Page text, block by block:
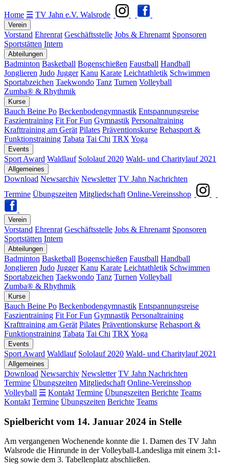
Home ☰ TV Jahn e.V. Walsrode
Verein
Vorstand Ehrenrat Geschäftsstelle Jobs & Ehrenamt Sponsoren
Sportstätten Intern
Abteilungen
Badminton Basketball Bogenschießen Faustball Handball
Jonglieren Judo Jugger Kanu Karate Leichtathletik Schwimmen
Sportabzeichen Taekwondo Tanz Turnen Volleyball
Zumba® & Rhythmik
Kurse
Bauch Beine Po Beckenbodengymnastik Entspannungsreise
Faszientraining Fit For Fun Gymnastik Personaltraining
Krafttraining am Gerät Pilates Präventionskurse Rehasport &
Funktionstraining Tabata Tai Chi TRX Yoga
Events
Sport Award Waldlauf Sololauf 2020 Wald- und Charitylauf 2021
Allgemeines
Download Newsarchiv Newsletter TV Jahn Nachrichten
Termine Übungszeiten Mitgliedschaft Online-Vereinsshop
Verein
Vorstand Ehrenrat Geschäftsstelle Jobs & Ehrenamt Sponsoren
Sportstätten Intern
Abteilungen
Badminton Basketball Bogenschießen Faustball Handball
Jonglieren Judo Jugger Kanu Karate Leichtathletik Schwimmen
Sportabzeichen Taekwondo Tanz Turnen Volleyball
Zumba® & Rhythmik
Kurse
Bauch Beine Po Beckenbodengymnastik Entspannungsreise
Faszientraining Fit For Fun Gymnastik Personaltraining
Krafttraining am Gerät Pilates Präventionskurse Rehasport &
Funktionstraining Tabata Tai Chi TRX Yoga
Events
Sport Award Waldlauf Sololauf 2020 Wald- und Charitylauf 2021
Allgemeines
Download Newsarchiv Newsletter TV Jahn Nachrichten
Termine Übungszeiten Mitgliedschaft Online-Vereinsshop
Volleyball ☰ Kontakt Termine Übungszeiten Berichte Teams
Kontakt Termine Übungszeiten Berichte Teams
Spielbericht vom 14. Januar 2024 in Stelle
Am vergangenen Wochenende konnte die 1. Damen des TV Jahn
Walsrode die Hinrunde in der Volleyball-Landesliga mit einem 3:1-
Sieg sowie dem 3. Tabellenplatz abschließen.